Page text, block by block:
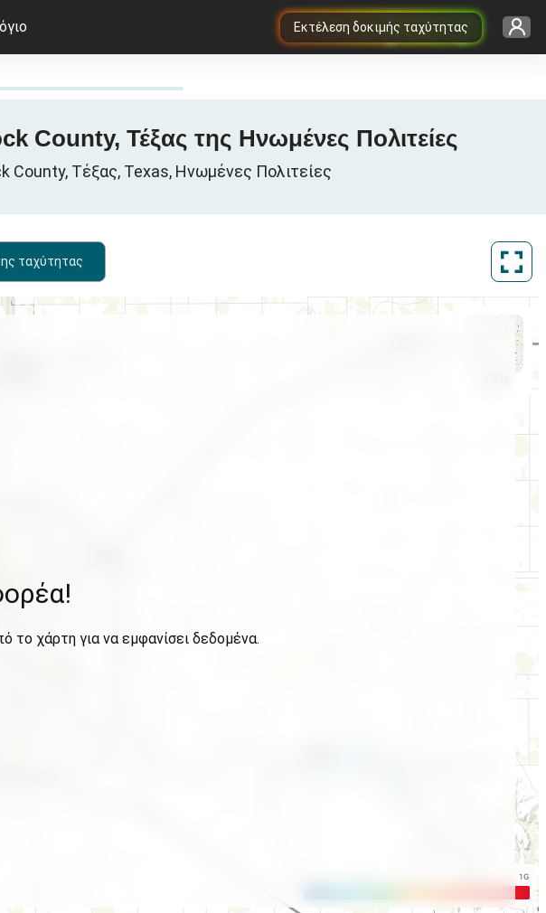
Εκτέλεση δοκιμής ταχύτητας
Τέξας της Ηνωμένες Πολιτείες
County, Τέξας, Texas, Ηνωμένες Πολιτείες
ταχύτητας
το χάρτη για να εμφανίσει δεδομένα.